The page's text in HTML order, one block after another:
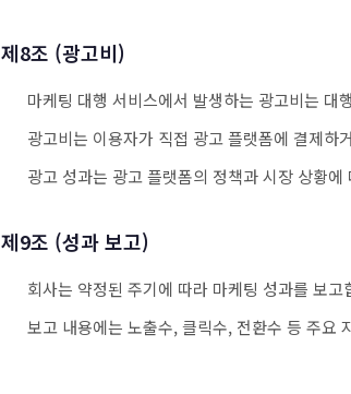
제8조 (광고비)
마케팅 대행 서비스에서 발생하는 광고비는 대
광고비는 이용자가 직접 광고 플랫폼에 결제하
광고 성과는 광고 플랫폼의 정책과 시장 상황
제9조 (성과 보고)
회사는 약정된 주기에 따라 마케팅 성과를 보고
보고 내용에는 노출수, 클릭수, 전환수 등 주요